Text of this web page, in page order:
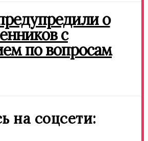
о
с
по вопросам
на соцсети: